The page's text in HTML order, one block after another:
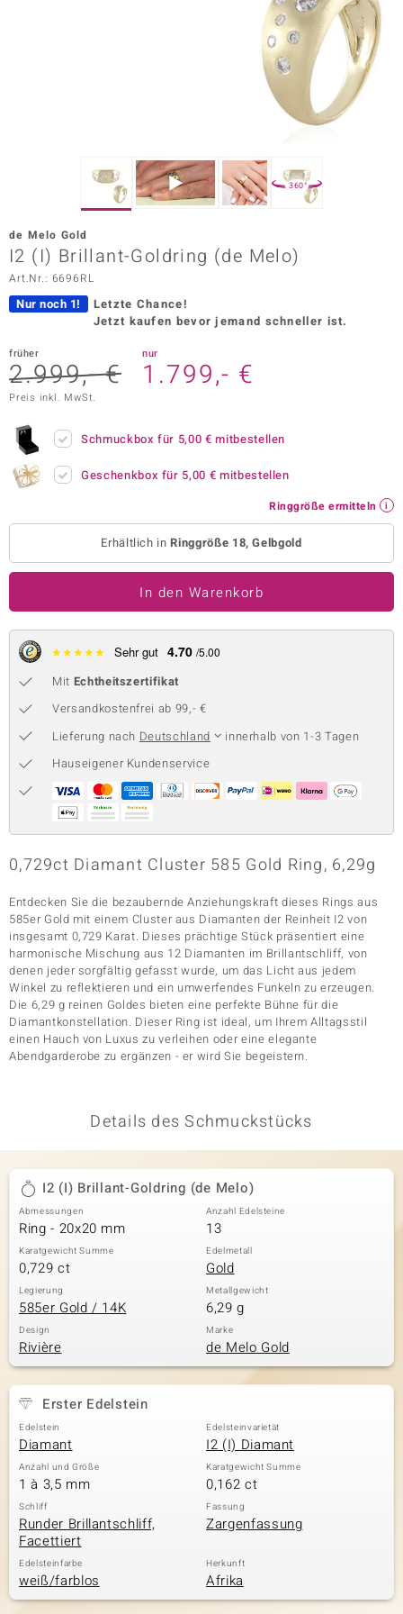
Vogue
BY DE MELO
Collection
Classics
360°
de Melo Gold
I2 (I) Brillant-Goldring (de Melo)
Art.Nr.: 6696RL
Nur noch 1!
Letzte Chance!
Jetzt kaufen bevor jemand schneller ist.
früher
2.999,- €
nur
1.799,- €
Preis inkl. MwSt.
Schmuckbox für 5,00 € mitbestellen
Geschenkbox für 5,00 € mitbestellen
Ringgröße ermitteln
Erhältlich inRinggröße 18, Gelbgold
In den Warenkorb
★★★★★ Sehr gut 4.70 /5.00
Mit Echtheitszertifikat
Versandkostenfrei ab 99,- €
Lieferung nach Deutschland
innerhalb von 1-3 Tagen
Hauseigener Kundenservice
0,729ct Diamant Cluster 585 Gold Ring, 6,29g
Entdecken Sie die bezaubernde Anziehungskraft dieses Rings aus
585er Gold mit einem Cluster aus Diamanten der Reinheit I2 von
insgesamt 0,729 Karat. Dieses prächtige Stück präsentiert eine
harmonische Mischung aus 12 Diamanten im Brillantschliff, von
denen jeder sorgfältig gefasst wurde, um das Licht aus jedem
Winkel zu reflektieren und ein umwerfendes Funkeln zu erzeugen.
Die 6,29 g reinen Goldes bieten eine perfekte Bühne für die
Diamantkonstellation. Dieser Ring ist ideal, um Ihrem Alltagsstil
einen Hauch von Luxus zu verleihen oder eine elegante
Abendgarderobe zu ergänzen - er wird Sie begeistern.
Details des Schmuckstücks
I2 (I) Brillant-Goldring (de Melo)
Abmessungen
Ring - 20x20 mm
Anzahl Edelsteine
13
Karatgewicht Summe
0,729 ct
Edelmetall
Gold
Legierung
585er Gold / 14K
Metallgewicht
6,29 g
Design
Rivière
Marke
de Melo Gold
Erster Edelstein
Edelstein
Diamant
Edelsteinvarietät
I2 (I) Diamant
Anzahl und Größe
1 à 3,5 mm
Karatgewicht Summe
0,162 ct
Schliff
Runder Brillantschliff,
Facettiert
Fassung
Zargenfassung
Edelsteinfarbe
weiß/farblos
Herkunft
Afrika